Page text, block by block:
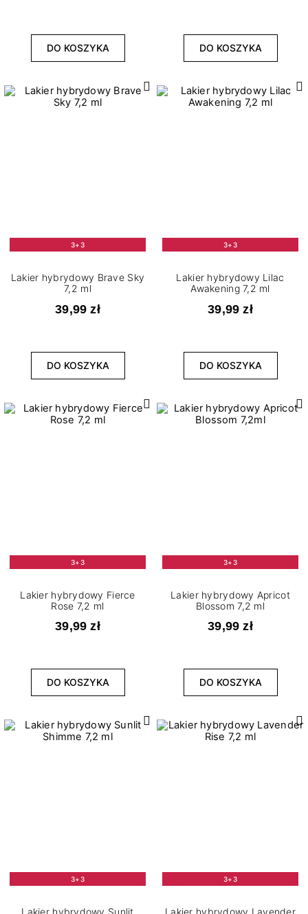
DO KOSZYKA DO KOSZYKA
3+3
Lakier hybrydowy Brave Sky
7,2 ml
39,99 zł
DO KOSZYKA
3+3
Lakier hybrydowy Lilac
Awakening 7,2 ml
39,99 zł
DO KOSZYKA
3+3
Lakier hybrydowy Fierce
Rose 7,2 ml
39,99 zł
DO KOSZYKA
3+3
Lakier hybrydowy Apricot
Blossom 7,2 ml
39,99 zł
DO KOSZYKA
3+3 3+3